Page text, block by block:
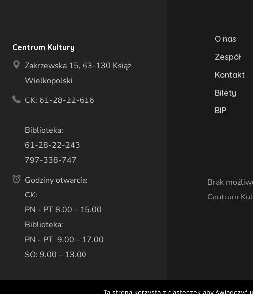
Centrum Kultury
Zakrzewska 15, 63-130 Książ
Wielkopolski
CK: 61-28-22-616
Biblioteka:
61-28-22-243
797-338-747
Godziny otwarcia:
CK:
PN - PT 8.00 – 15.00
Biblioteka:
PN - PT 9.00 – 17.00
SO: 9.00 – 13.00
O nas
Zespół
Kontakt
Bilety
BIP
Brak
Centrum
Ta strona korzysta z ciasteczek aby świadczyć